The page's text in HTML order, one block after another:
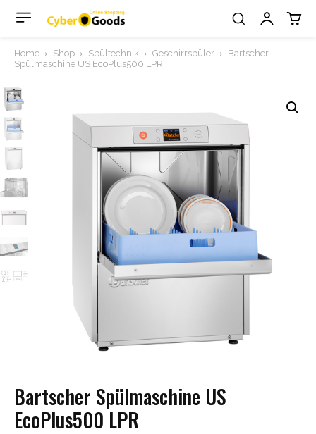
Home Shop Spültechnik Geschirrspüler
Bartscher
Spülmaschine US EcoPlus500 LPR
Bartscher Spülmaschine US
EcoPlus500 LPR